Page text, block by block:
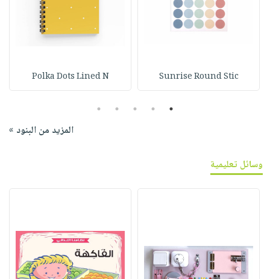
Sunrise Round Stic
Polka Dots Lined N
1
2
3
4
5
المزيد من البنود »
وسائل تعليمية